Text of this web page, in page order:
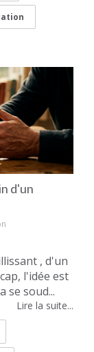
d'un
, d'un
l'idée est
se soud...
Lire la suite...